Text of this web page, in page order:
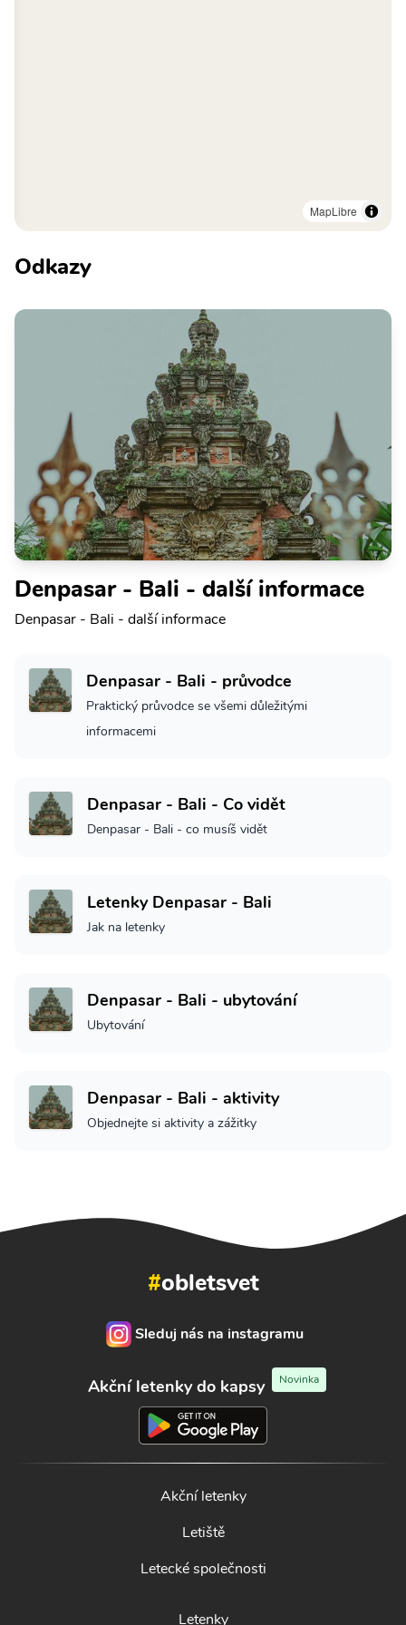
MapLibre
Odkazy
Denpasar - Bali - další informace
Denpasar - Bali - další informace
Denpasar - Bali - průvodce
Praktický průvodce se všemi důležitými
informacemi
Denpasar - Bali - Co vidět
Denpasar - Bali - co musíš vidět
Letenky Denpasar - Bali
Jak na letenky
Denpasar - Bali - ubytování
Ubytování
Denpasar - Bali - aktivity
Objednejte si aktivity a zážitky
#obletsvet
Sleduj nás na instagramu
Akční letenky do kapsy Novinka
Akční letenky
Letiště
Letecké společnosti
Letenky